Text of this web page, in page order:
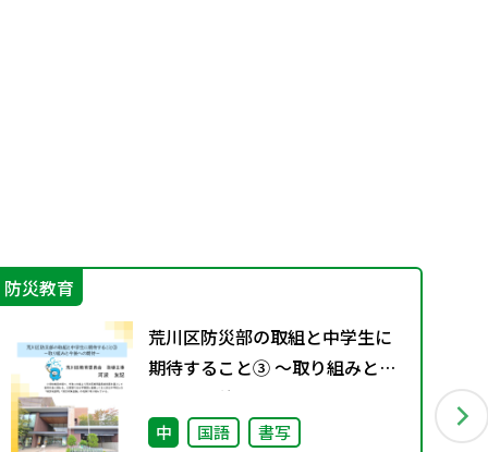
防災教育
荒川区防災部の取組と中学生に
期待すること③ ～取り組みと今
後への期待～
中 国語
書写